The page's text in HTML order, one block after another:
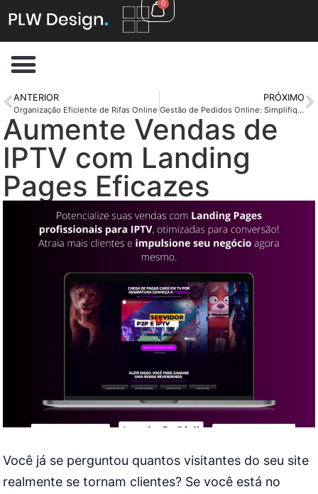
0
ANTERIOR
Organização Eficiente de Rifas Online
PRÓXIMO
Gestão de Pedidos Online: Simplifique Seu Restaurante
Aumente Vendas de
IPTV com Landing
Pages Eficazes
Você já se perguntou quantos visitantes do seu site
realmente se tornam clientes? Se você está no